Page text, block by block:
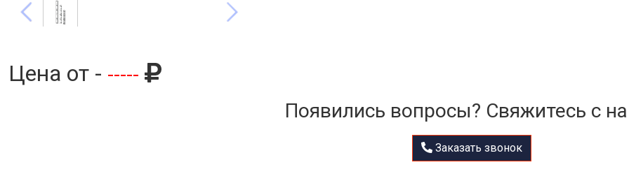
Цена от - -----
Появились вопросы? Свяжитесь с
Заказать звонок